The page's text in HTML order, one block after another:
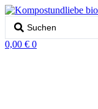
Search
0,00 € 0